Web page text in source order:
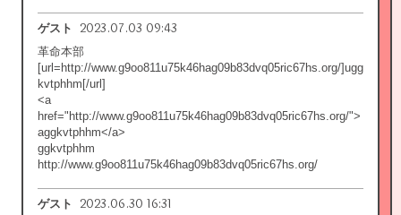
ゲスト 2023.07.03 09:43
革命本部
[url=http://www.g9oo811u75k46hag09b83dvq05ric67hs.org/]ugg
kvtphhm[/url]
<a
href="http://www.g9oo811u75k46hag09b83dvq05ric67hs.org/">
aggkvtphhm</a>
ggkvtphhm
http://www.g9oo811u75k46hag09b83dvq05ric67hs.org/
ゲスト 2023.06.30 16:31